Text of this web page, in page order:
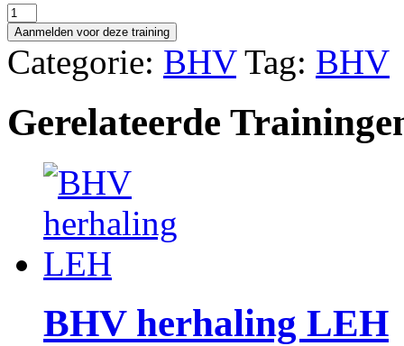
BHV
herhaling
LEH
aantal
Aanmelden voor deze training
Categorie: BHV Tag: BHV
Gerelateerde
BHV herhaling LEH